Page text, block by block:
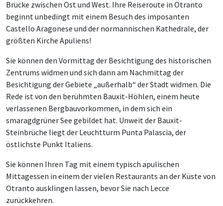
Brücke zwischen Ost und West. Ihre Reiseroute in Otranto
beginnt unbedingt mit einem Besuch des imposanten
Castello Aragonese und der normannischen Kathedrale, der
größten Kirche Apuliens!
Sie können den Vormittag der Besichtigung des historischen
Zentrums widmen und sich dann am Nachmittag der
Besichtigung der Gebiete „außerhalb“ der Stadt widmen. Die
Rede ist von den berühmten Bauxit-Höhlen, einem heute
verlassenen Bergbauvorkommen, in dem sich ein
smaragdgrüner See gebildet hat. Unweit der Bauxit-
Steinbrüche liegt der Leuchtturm Punta Palascia, der
östlichste Punkt Italiens.
Sie können Ihren Tag mit einem typisch apulischen
Mittagessen in einem der vielen Restaurants an der Küste von
Otranto ausklingen lassen, bevor Sie nach Lecce
zurückkehren.